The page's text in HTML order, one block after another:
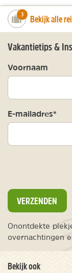
number_of_trips:
3 Bekijk alle
Vakantietips &
Voornaam
E-mailadres*
VERZENDEN
Onontdekte
overnachtingen
Bekijk ook